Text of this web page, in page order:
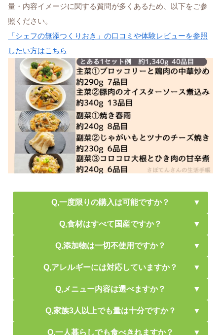
量・内容イメージに関する質問が多くあるため、以下をご参
照ください。
「シェフの無添つくりおき」の口コミや体験レビューを参照
したい方はこちら
Q,一度限りの購入は可能ですか？
Q,食材はすべて国産ですか？
Q,添加物は一切不使用ですか？
Q,アレルギーには対応していますか？
Q,メニュー内容は選べますか？
Q,家族3人以上でも量は十分ですか？
Q,一人暮らしでも食べきれますか？